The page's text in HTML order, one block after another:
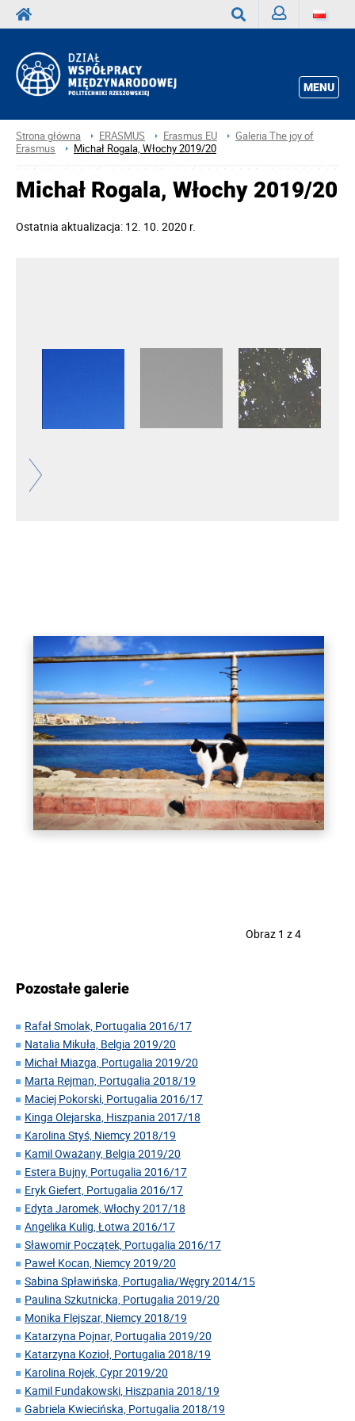
MENU
Strona główna ERASMUS Erasmus EU
Galeria The joy of
Erasmus
Michał Rogala, Włochy 2019/20
Michał Rogala, Włochy 2019/20
Ostatnia aktualizacja: 12. 10. 2020 r.
Obraz 1 z 4
Pozostałe galerie
Rafał Smolak, Portugalia 2016/17
Natalia Mikuła, Belgia 2019/20
Michał Miazga, Portugalia 2019/20
Marta Rejman, Portugalia 2018/19
Maciej Pokorski, Portugalia 2016/17
Kinga Olejarska, Hiszpania 2017/18
Karolina Styś, Niemcy 2018/19
Kamil Oważany, Belgia 2019/20
Estera Bujny, Portugalia 2016/17
Eryk Giefert, Portugalia 2016/17
Edyta Jaromek, Włochy 2017/18
Angelika Kulig, Łotwa 2016/17
Sławomir Początek, Portugalia 2016/17
Paweł Kocan, Niemcy 2019/20
Sabina Spławińska, Portugalia/Węgry 2014/15
Paulina Szkutnicka, Portugalia 2019/20
Monika Flejszar, Niemcy 2018/19
Katarzyna Pojnar, Portugalia 2019/20
Katarzyna Kozioł, Portugalia 2018/19
Karolina Rojek, Cypr 2019/20
Kamil Fundakowski, Hiszpania 2018/19
Gabriela Kwiecińska, Portugalia 2018/19